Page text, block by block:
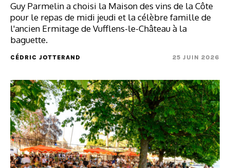
Guy Parmelin a choisi la Maison des vins de la Côte
pour le repas de midi jeudi et la célèbre famille de
l'ancien Ermitage de Vufflens-le-Château à la
baguette.
CÉDRIC JOTTERAND 25 JUIN 2026